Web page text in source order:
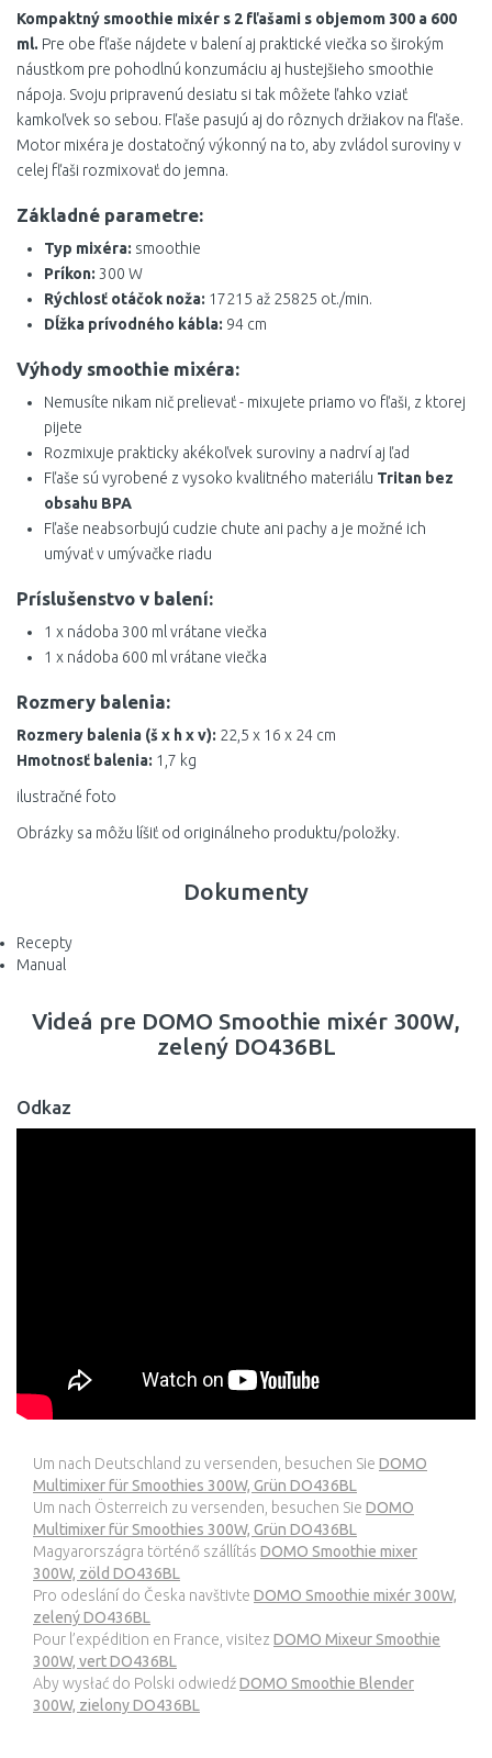
Kompaktný smoothie mixér s 2 fľašami s objemom 300 a 600
ml. Pre obe fľaše nájdete v balení aj praktické viečka so širokým
náustkom pre pohodlnú konzumáciu aj hustejšieho smoothie
nápoja. Svoju pripravenú desiatu si tak môžete ľahko vziať
kamkoľvek so sebou. Fľaše pasujú aj do rôznych držiakov na fľaše.
Motor mixéra je dostatočný výkonný na to, aby zvládol suroviny v
celej fľaši rozmixovať do jemna.
Základné parametre:
Typ mixéra: smoothie
Príkon: 300 W
Rýchlosť otáčok noža: 17215 až 25825 ot./min.
Dĺžka prívodného kábla: 94 cm
Výhody smoothie mixéra:
Nemusíte nikam nič prelievať - mixujete priamo vo fľaši, z ktorej
pijete
Rozmixuje prakticky akékoľvek suroviny a nadrví aj ľad
Fľaše sú vyrobené z vysoko kvalitného materiálu Tritan bez
obsahu BPA
Fľaše neabsorbujú cudzie chute ani pachy a je možné ich
umývať v umývačke riadu
Príslušenstvo v balení:
1 x nádoba 300 ml vrátane viečka
1 x nádoba 600 ml vrátane viečka
Rozmery balenia:
Rozmery balenia (š x h x v): 22,5 x 16 x 24 cm
Hmotnosť balenia: 1,7 kg
ilustračné foto
Obrázky sa môžu líšiť od originálneho produktu/položky.
Dokumenty
Recepty
Manual
Videá pre DOMO Smoothie mixér 300W,
zelený DO436BL
Odkaz
Um nach Deutschland zu versenden, besuchen Sie DOMO
Multimixer für Smoothies 300W, Grün DO436BL
Um nach Österreich zu versenden, besuchen Sie DOMO
Multimixer für Smoothies 300W, Grün DO436BL
Magyarországra történő szállítás DOMO Smoothie mixer
300W, zöld DO436BL
Pro odeslání do Česka navštivte DOMO Smoothie mixér 300W,
zelený DO436BL
Pour l’expédition en France, visitez DOMO Mixeur Smoothie
300W, vert DO436BL
Aby wysłać do Polski odwiedźDOMO Smoothie Blender
300W, zielony DO436BL